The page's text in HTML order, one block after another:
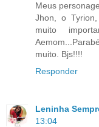
Meus
Jhon, o
muito
muito. Bjs!!!!
Responder
Leninha
13:04